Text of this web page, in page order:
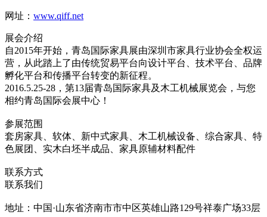
网址： www.qiff.net
展会介绍
自2015年开始，青岛国际家具展由深圳市家具行业协会全权运
营，从此踏上了由传统贸易平台向设计平台、技术平台、品牌
孵化平台和传播平台转变的新征程。
2016.5.25-28，第13届青岛国际家具及木工机械展览会，与您
相约青岛国际会展中心！
参展范围
套房家具、软体、新中式家具、木工机械设备、综合家具、特
色展团、实木白坯半成品、家具原辅材料配件
联系方式
联系我们
地址：中国·山东省济南市市中区英雄山路129号祥泰广场33层